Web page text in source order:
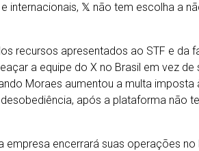
internacionais, 𝕏 não tem escolha a
recursos apresentados ao STF e
a equipe do X no Brasil em vez
Moraes aumentou a multa
após a plataforma não
encerrará suas operações